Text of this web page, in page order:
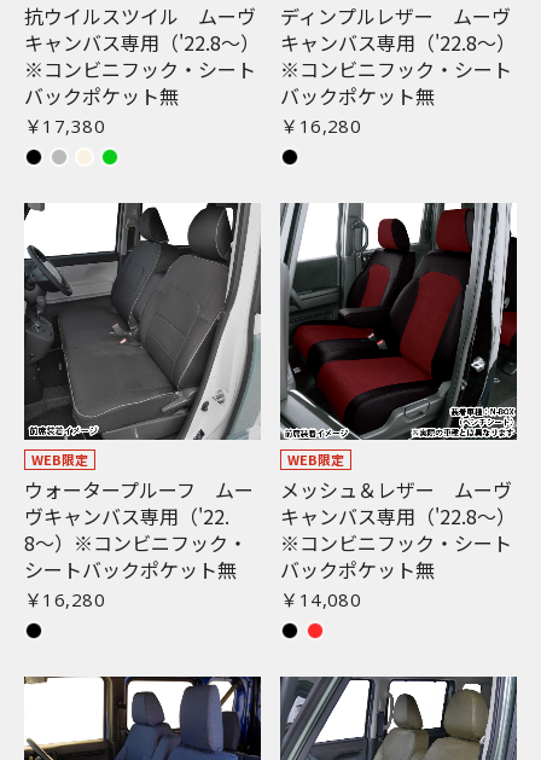
抗ウイルスツイル ムーヴ
キャンバス専用（'22.8〜）
※コンビニフック・シート
バックポケット無
￥17,380
ディンプルレザー ムーヴ
キャンバス専用（'22.8〜）
※コンビニフック・シート
バックポケット無
￥16,280
WEB限定
ウォータープルーフ ムー
ヴキャンバス専用（'22.
8〜）※コンビニフック・
シートバックポケット無
￥16,280
WEB限定
メッシュ＆レザー ムーヴ
キャンバス専用（'22.8〜）
※コンビニフック・シート
バックポケット無
￥14,080